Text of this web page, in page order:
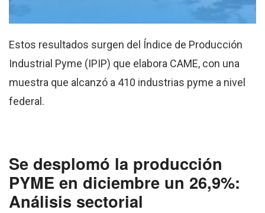
Estos resultados surgen del Índice de Producción
Industrial Pyme (IPIP) que elabora CAME, con una
muestra que alcanzó a 410 industrias pyme a nivel
federal.
Se desplomó la producción
PYME en diciembre un 26,9%:
Análisis sectorial